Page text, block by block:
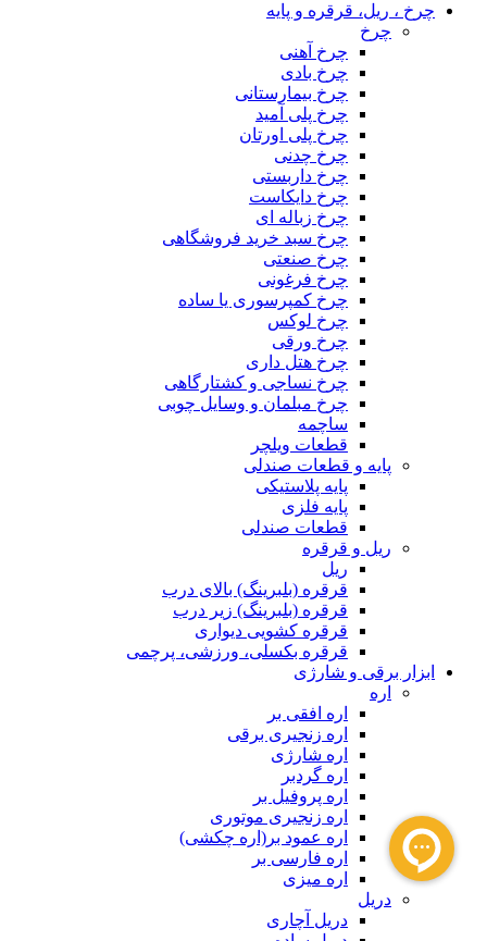
چرخ ، ریل، قرقره و پایه
چرخ
چرخ آهنی
چرخ بادی
چرخ بیمارستانی
چرخ پلی آمید
چرخ پلی اورتان
چرخ چدنی
چرخ داربستی
چرخ دایکاست
چرخ زباله ای
چرخ سبد خرید فروشگاهی
چرخ صنعتی
چرخ فرغونی
چرخ کمپرسوری یا ساده
چرخ لوکس
چرخ ورقی
چرخ هتل داری
چرخ نساجی و کشتارگاهی
چرخ مبلمان و وسایل چوبی
ساچمه
قطعات ویلچر
پایه و قطعات صندلی
پایه پلاستیکی
پایه فلزی
قطعات صندلی
ریل و قرقره
ریل
قرقره (بلبرینگ) بالای درب
قرقره (بلبرینگ) زیر درب
قرقره کشویی دیواری
قرقره بکسلی، ورزشی، پرچمی
ابزار برقی و شارژی
اره
اره افقی بر
اره زنجیری برقی
اره شارژی
اره گردبر
اره پروفیل بر
اره زنجیری موتوری
اره عمود بر(اره چکشی)
اره فارسی بر
اره میزی
دریل
دریل آچاری